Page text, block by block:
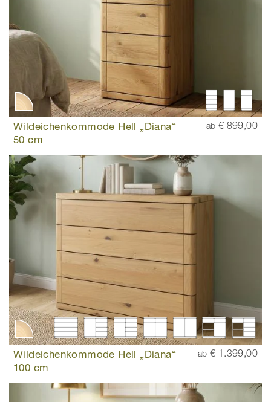
Wildeichenkommode Hell „Diana“
50 cm
ab € 899,00
Wildeichenkommode Hell „Diana“
100 cm
ab € 1.399,00